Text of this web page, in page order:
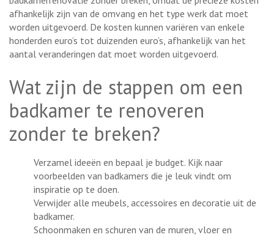
afhankelijk zijn van de omvang en het type werk dat moet
worden uitgevoerd. De kosten kunnen variëren van enkele
honderden euro’s tot duizenden euro’s, afhankelijk van het
aantal veranderingen dat moet worden uitgevoerd.
Wat zijn de stappen om een
badkamer te renoveren
zonder te breken?
Verzamel ideeën en bepaal je budget. Kijk naar
voorbeelden van badkamers die je leuk vindt om
inspiratie op te doen.
Verwijder alle meubels, accessoires en decoratie uit de
badkamer.
Schoonmaken en schuren van de muren, vloer en